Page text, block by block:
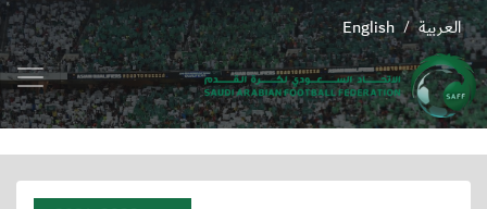
English / العربية